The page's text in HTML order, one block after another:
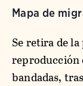
Mapa de
Se retira de
reproducción
bandadas,